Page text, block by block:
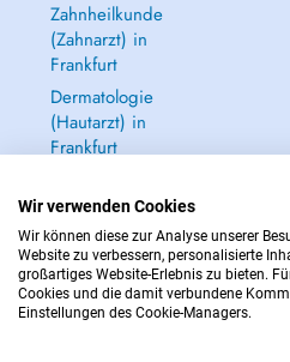
Zahnheilkunde
(Zahnarzt) in
Frankfurt
Dermatologie
(Hautarzt) in
Frankfurt
IM NOTFALL WENDEN
Wir verwenden Cookies
Wir können diese zur Analyse unserer
Website zu verbessern, personalisierte
großartiges Website-Erlebnis zu bieten.
Cookies und die damit verbundene
Einstellungen des Cookie-Managers.